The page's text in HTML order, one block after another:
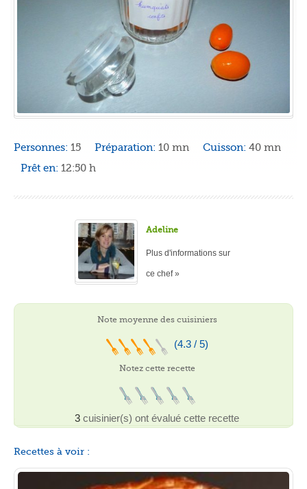
Personnes: 15 Préparation: 10 mn Cuisson: 40 mn
Prêt en: 12:50 h
Adeline
Plus d'informations sur
ce chef »
Note moyenne des cuisiniers
(4.3 / 5)
Notez cette recette
3 cuisinier(s) ont évalué cette recette
Recettes à voir :